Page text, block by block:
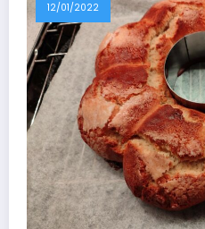
12/01/2022